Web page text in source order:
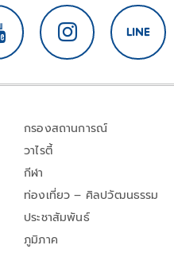
กรองสถานการณ์
วาไรตี้
กีฬา
ท่องเที่ยว – ศิลปวัฒนธรรม
ประชาสัมพันธ์
ภูมิภาค